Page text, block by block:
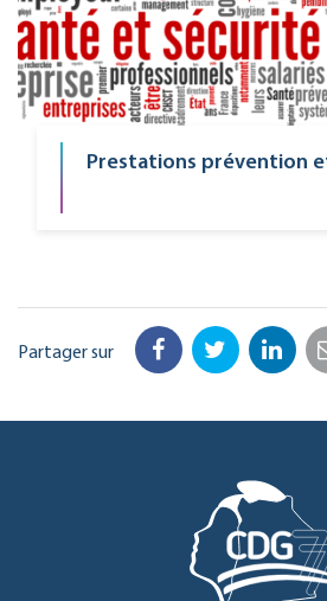
Prestations prévention
Partager sur Facebook
Twitter